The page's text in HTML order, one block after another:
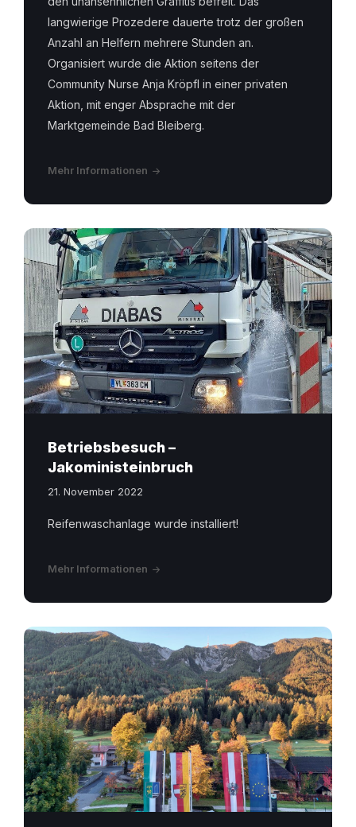
langwierige Prozedere dauerte trotz der großen
Anzahl an Helfern mehrere Stunden an.
Organisiert wurde die Aktion seitens der
Community Nurse Anja Kröpfl in einer privaten
Aktion, mit enger Absprache mit der
Marktgemeinde Bad Bleiberg.
Mehr Informationen
Betriebsbesuch –
Jakoministeinbruch
21. November 2022
Reifenwaschanlage wurde installiert!
Mehr Informationen